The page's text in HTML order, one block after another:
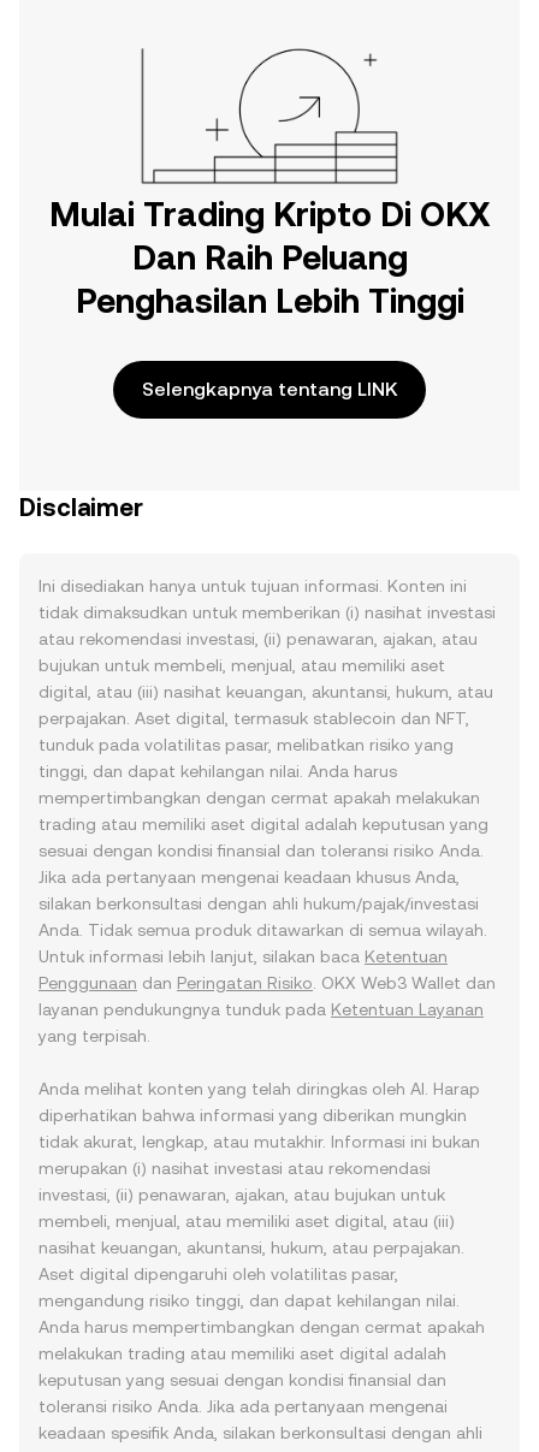
Mulai Trading Kripto Di OKX
Dan Raih Peluang
Penghasilan Lebih Tinggi
Selengkapnya tentang LINK
Disclaimer
Ini disediakan hanya untuk tujuan informasi. Konten ini
tidak dimaksudkan untuk memberikan (i) nasihat investasi
atau rekomendasi investasi, (ii) penawaran, ajakan, atau
bujukan untuk membeli, menjual, atau memiliki aset
digital, atau (iii) nasihat keuangan, akuntansi, hukum, atau
perpajakan. Aset digital, termasuk stablecoin dan NFT,
tunduk pada volatilitas pasar, melibatkan risiko yang
tinggi, dan dapat kehilangan nilai. Anda harus
mempertimbangkan dengan cermat apakah melakukan
trading atau memiliki aset digital adalah keputusan yang
sesuai dengan kondisi finansial dan toleransi risiko Anda.
Jika ada pertanyaan mengenai keadaan khusus Anda,
silakan berkonsultasi dengan ahli hukum/pajak/investasi
Anda. Tidak semua produk ditawarkan di semua wilayah.
Untuk informasi lebih lanjut, silakan baca Ketentuan
Penggunaan dan Peringatan Risiko . OKX Web3 Wallet dan
layanan pendukungnya tunduk pada Ketentuan Layanan
yang terpisah.
Anda melihat konten yang telah diringkas oleh AI. Harap
diperhatikan bahwa informasi yang diberikan mungkin
tidak akurat, lengkap, atau mutakhir. Informasi ini bukan
merupakan (i) nasihat investasi atau rekomendasi
investasi, (ii) penawaran, ajakan, atau bujukan untuk
membeli, menjual, atau memiliki aset digital, atau (iii)
nasihat keuangan, akuntansi, hukum, atau perpajakan.
Aset digital dipengaruhi oleh volatilitas pasar,
mengandung risiko tinggi, dan dapat kehilangan nilai.
Anda harus mempertimbangkan dengan cermat apakah
melakukan trading atau memiliki aset digital adalah
keputusan yang sesuai dengan kondisi finansial dan
toleransi risiko Anda. Jika ada pertanyaan mengenai
keadaan spesifik Anda, silakan berkonsultasi dengan ahli